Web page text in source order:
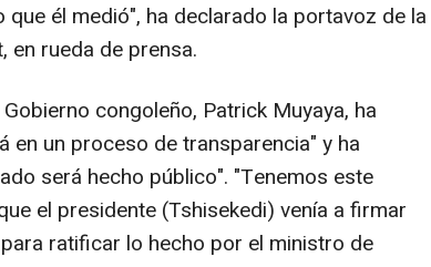
él medió", ha declarado la portavoz de la
en rueda de prensa.
congoleño, Patrick Muyaya, ha
en un proceso de transparencia" y ha
será hecho público". "Tenemos este
el presidente (Tshisekedi) venía a firmar
ratificar lo hecho por el ministro de